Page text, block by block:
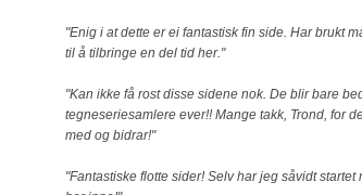
"Enig i at dette er ei fantastisk fin side. Har brukt
til å tilbringe en del tid her."
"Kan ikke få rost disse sidene nok. De blir bare
tegneseriesamlere ever!! Mange takk, Trond, for
med og bidrar!"
"Fantastiske flotte sider! Selv har jeg såvidt